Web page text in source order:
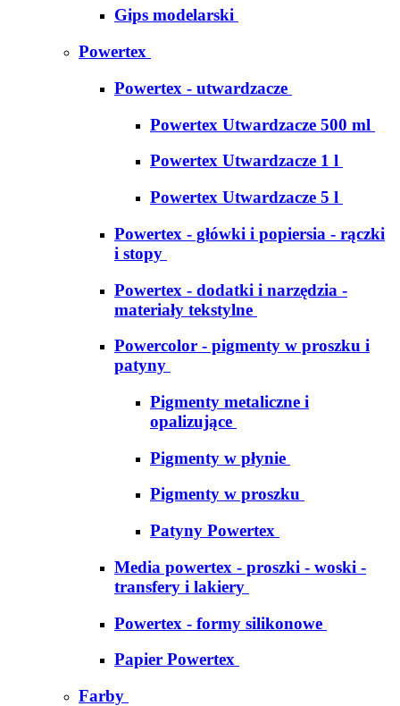
Gips modelarski
Powertex
Powertex - utwardzacze
Powertex Utwardzacze 500 ml
Powertex Utwardzacze 1 l
Powertex Utwardzacze 5 l
Powertex - główki i popiersia - rączki
i stopy
Powertex - dodatki i narzędzia -
materiały tekstylne
Powercolor - pigmenty w proszku i
patyny
Pigmenty metaliczne i
opalizujące
Pigmenty w płynie
Pigmenty w proszku
Patyny Powertex
Media powertex - proszki - woski -
transfery i lakiery
Powertex - formy silikonowe
Papier Powertex
Farby